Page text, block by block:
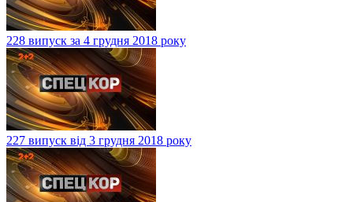
228 випуск за 4 грудня 2018 року
227 випуск від 3 грудня 2018 року